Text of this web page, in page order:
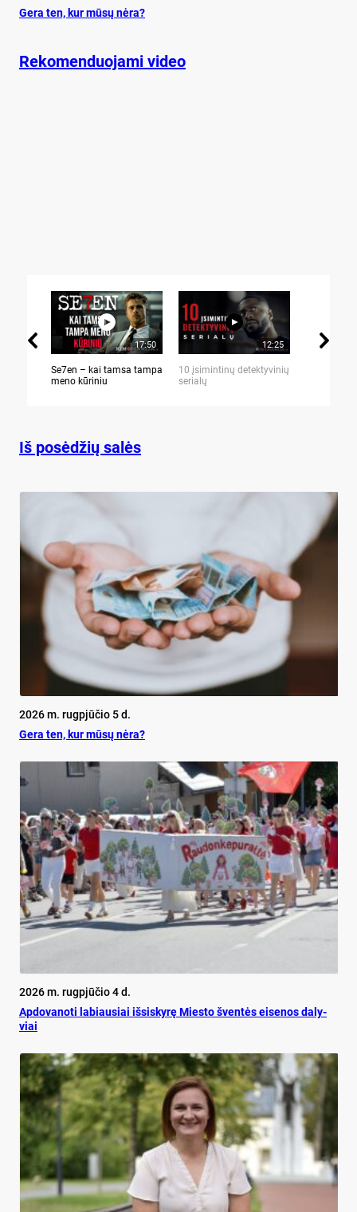
Ge­ra ten, kur mū­sų nė­ra?
Rekomenduojami video
17:50
Se7en – kai tamsa tampa
meno kūriniu
12:25
10 įsimintinų detektyvinių
serialų
Iš posėdžių salės
2026 m. rugpjūčio 5 d.
Ge­ra ten, kur mū­sų nė­ra?
2026 m. rugpjūčio 4 d.
Ap­do­va­no­ti la­biau­siai iš­si­sky­rę Mies­to šven­tės ei­se­nos da­ly­
viai